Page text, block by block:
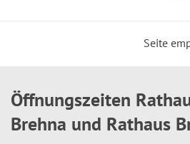
Seite
Öffnungszeiten
Brehna und Rathaus